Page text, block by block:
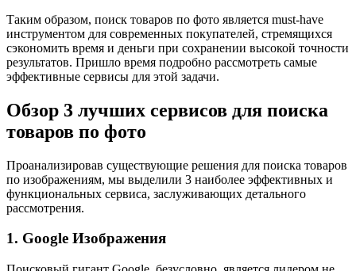
Таким образом, поиск товаров по фото является must-have
инструментом для современных покупателей, стремящихся
сэкономить время и деньги при сохранении высокой точности
результатов. Пришло время подробно рассмотреть самые
эффективные сервисы для этой задачи.
Обзор 3 лучших сервисов для поиска
товаров по фото
Проанализировав существующие решения для поиска товаров
по изображениям, мы выделили 3 наиболее эффективных и
функциональных сервиса, заслуживающих детального
рассмотрения.
1. Google Изображения